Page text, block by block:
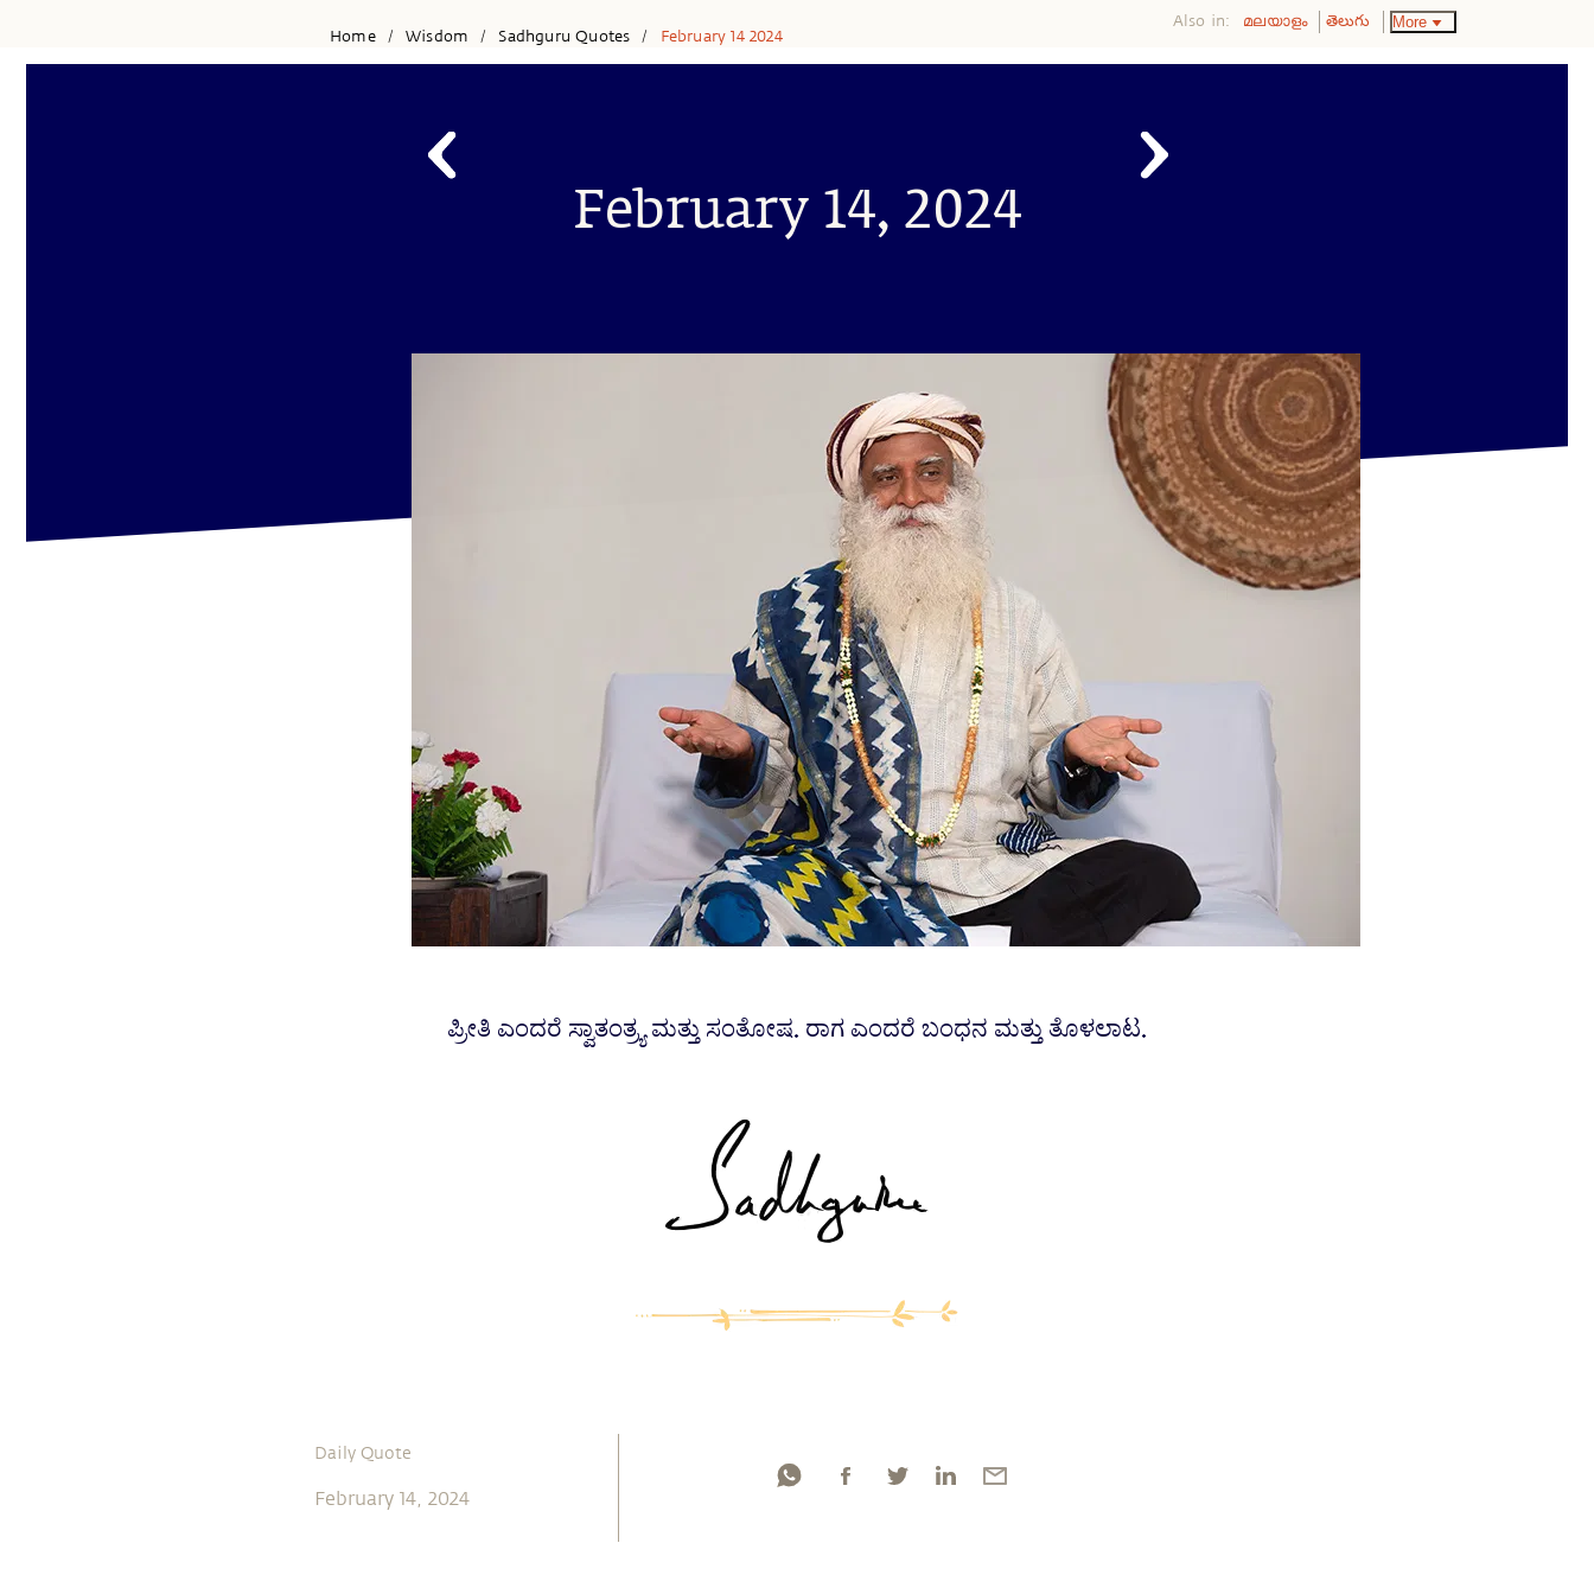
Home / Wisdom / Sadhguru Quotes / February 14 2024
Also in: മലയാളം తెలుగు More
February 14, 2024
ಪ್ರೀತಿ ಎಂದರೆ ಸ್ವಾತಂತ್ರ್ಯ ಮತ್ತು ಸಂತೋಷ. ರಾಗ ಎಂದರೆ ಬಂಧನ ಮತ್ತು ತೊಳಲಾಟ.
Daily Quote
February 14, 2024